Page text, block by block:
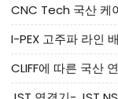
I-PEX 고주파 라인
CLIFF에 따른 국산